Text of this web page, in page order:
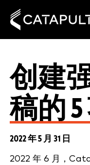
创建
稿的
2022 年 5 月 31 日
2022 年 6 月，